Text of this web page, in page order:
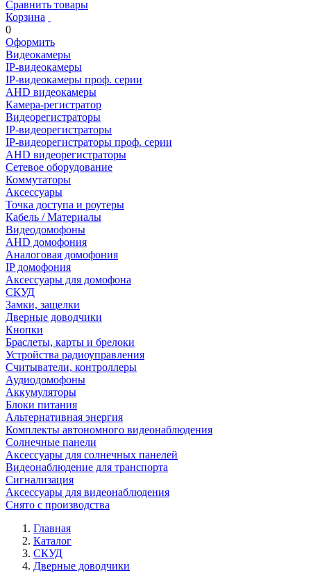
Сравнить товары
Корзина
0
Оформить
Видеокамеры
IP-видеокамеры
IP-видеокамеры проф. серии
AHD видеокамеры
Камера-регистратор
Видеорегистраторы
IP-видеорегистраторы
IP-видеорегистраторы проф. серии
AHD видеорегистраторы
Сетевое оборудование
Коммутаторы
Аксессуары
Точка доступа и роутеры
Кабель / Материалы
Видеодомофоны
AHD домофония
Аналоговая домофония
IP домофония
Аксессуары для домофона
СКУД
Замки, защелки
Дверные доводчики
Кнопки
Браслеты, карты и брелоки
Устройства радиоуправления
Считыватели, контроллеры
Аудиодомофоны
Аккумуляторы
Блоки питания
Альтернативная энергия
Комплекты автономного видеонаблюдения
Солнечные панели
Аксессуары для солнечных панелей
Видеонаблюдение для транспорта
Сигнализация
Аксессуары для видеонаблюдения
Снято с производства
Главная
Каталог
СКУД
Дверные доводчики